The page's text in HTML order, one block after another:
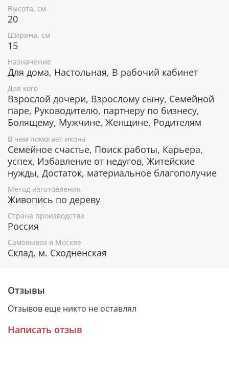
Христово
Обретение мира и гармонии.
Исцеление от тяжелых заболеваний и
душевных переживаний.
Избавление от финансовых трудностей и
безработицы.
Избавление от проблем даже в безвыходных
ситуациях.
Гарантия подлинности
К каждому живописному образу прикладывается
номерное свидетельство, в котором подробно
расписана вся информация об иконе:
Имя художника,
Материалы, из которых она изготовлена,
Гарантия соответствия канонам Православной
Церкви.
Подарочная упаковка
Каждая икона размещается в красивой деревянной
шкатулке из натурального дерева с откидной
крышкой и замочком.
Высота, см
20
Ширина, см
15
Назначение
Для дома, Настольная, В рабочий кабинет
Для кого
Взрослой дочери, Взрослому сыну, Семейной
паре, Руководителю, партнеру по бизнесу,
Болящему, Мужчине, Женщине, Родителям
В чем помогает икона
Семейное счастье, Поиск работы, Карьера,
успех, Избавление от недугов, Житейские
нужды, Достаток, материальное благополучие
Метод изготовления
Живопись по дереву
Страна производства
Россия
Самовывоз в Москве
Склад, м. Сходненская
Отзывы
Отзывов еще никто не оставлял
Написать отзыв